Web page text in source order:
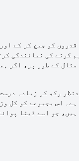
کو جمع کر کے
کرنے کی نمائندگی
رکھ کر زیادہ
اس مجموعے کو
جو اسے ڈیٹا